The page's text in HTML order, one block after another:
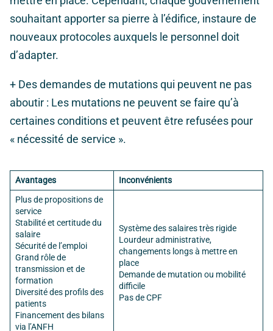
souhaitant apporter sa pierre à l’édifice, instaure de
nouveaux protocoles auxquels le personnel doit
d’adapter.
+ Des demandes de mutations qui peuvent ne pas
aboutir : Les mutations ne peuvent se faire qu’à
certaines conditions et peuvent être refusées pour
« nécessité de service ».
Avantages
Inconvénients
Plus de propositions de
service
Stabilité et certitude du
salaire
Sécurité de l’emploi
Grand rôle de
transmission et de
formation
Diversité des profils des
patients
Financement des bilans
via l’ANFH
Système des salaires très rigide
Lourdeur administrative,
changements longs à mettre en
place
Demande de mutation ou mobilité
difficile
Pas de CPF